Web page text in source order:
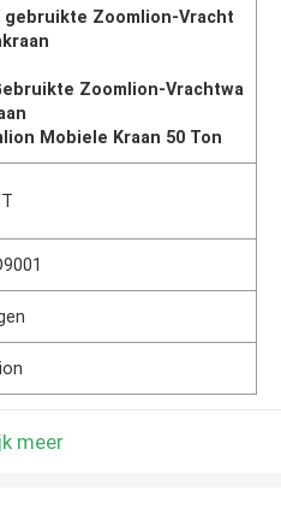
gebruikte Zoomlion-Vracht
Zoomlion-Vrachtwa
Mobiele Kraan 50 Ton
meer